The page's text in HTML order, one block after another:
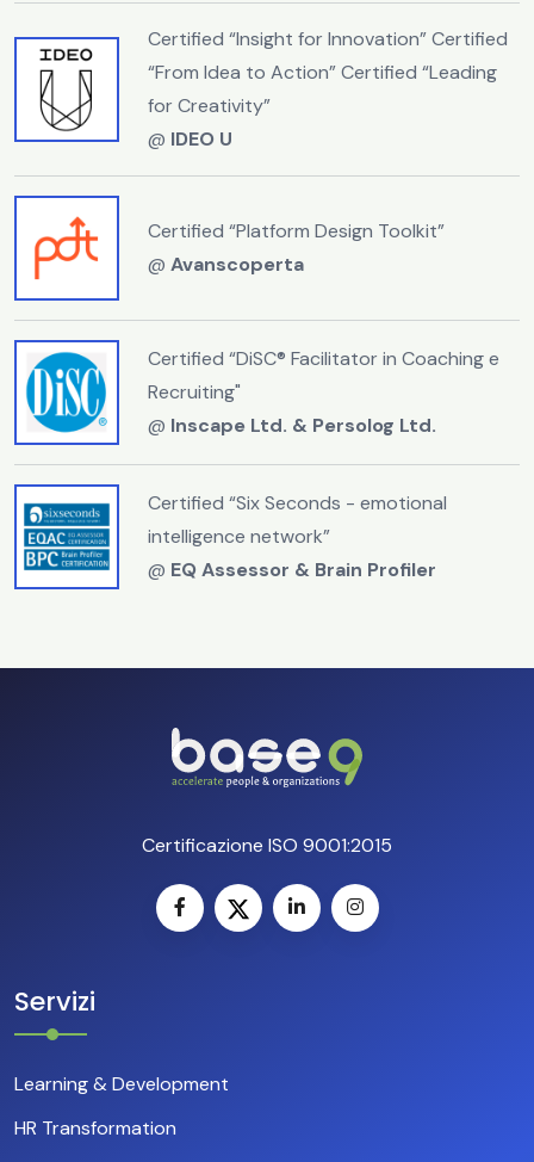
Certified “Insight for Innovation” Certified
“From Idea to Action” Certified “Leading
for Creativity”
@ IDEO U
Certified “Platform Design Toolkit”
@ Avanscoperta
Certified “DiSC® Facilitator in Coaching e
Recruiting"
@ Inscape Ltd. & Persolog Ltd.
Certified “Six Seconds - emotional
intelligence network”
@ EQ Assessor & Brain Profiler
Certificazione ISO 9001:2015
Servizi
Learning & Development
HR Transformation